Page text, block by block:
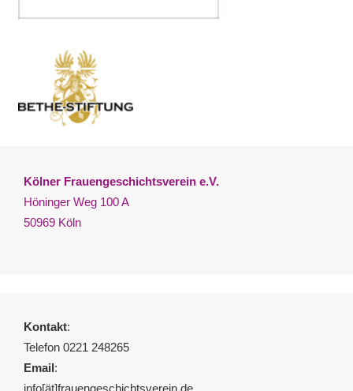
Kölner Frauengeschichtsverein e.V.
Höninger Weg 100 A
50969 Köln
Kontakt:
Telefon 0221 248265
Email:
info[ät]frauengeschichtsverein.de